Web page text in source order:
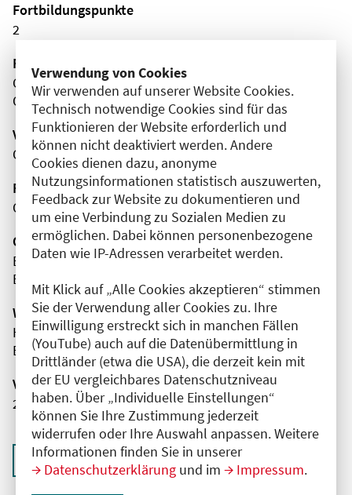
Verwendung von Cookies
Wir verwenden auf unserer Website Cookies.
Technisch notwendige Cookies sind für das
Funktionieren der Website erforderlich und
können nicht deaktiviert werden. Andere
Cookies dienen dazu, anonyme
Nutzungsinformationen statistisch auszuwerten,
Feedback zur Website zu dokumentieren und
um eine Verbindung zu Sozialen Medien zu
ermöglichen. Dabei können personenbezogene
Daten wie IP-Adressen verarbeitet werden.
Mit Klick auf „Alle Cookies akzeptieren“ stimmen
Sie der Verwendung aller Cookies zu. Ihre
Einwilligung erstreckt sich in manchen Fällen
(YouTube) auch auf die Datenübermittlung in
Drittländer (etwa die USA), die derzeit kein mit
der EU vergleichbares Datenschutzniveau
haben. Über „Individuelle Einstellungen“
können Sie Ihre Zustimmung jederzeit
widerrufen oder Ihre Auswahl anpassen. Weitere
Informationen finden Sie in unserer
Datenschutzerklärung und im Impressum.
Fortbildungspunkte
2
Fachgebiet(e)
Chirurgie
Orthopädie
Veranstaltungsort
Online
Fortbildungsformat
Online
Organisator(en)
BDC - Berufsverband der Deutschen Chirurgen e.V.
BDC|Akademie
Wissenschaftliche Leitung
Herr Prof. Dr. med. Wolfgang Schröder
BDC - Berufsverband der Deutschen Chirurgen e.V.
Veranstaltungsnummer
2761102025052830006
Zurück zur Übersicht